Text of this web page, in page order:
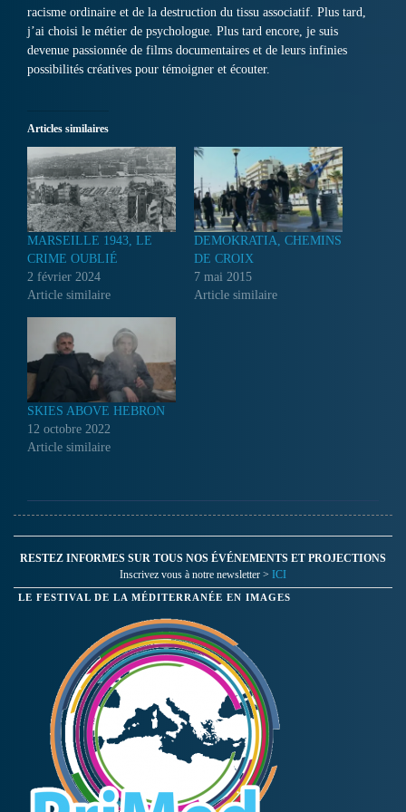
racisme ordinaire et de la destruction du tissu associatif. Plus tard,
j’ai choisi le métier de psychologue. Plus tard encore, je suis
devenue passionnée de films documentaires et de leurs infinies
possibilités créatives pour témoigner et écouter.
Articles similaires
MARSEILLE 1943, LE
CRIME OUBLIÉ
2 février 2024
Article similaire
DEMOKRATIA, CHEMINS
DE CROIX
7 mai 2015
Article similaire
SKIES ABOVE HEBRON
12 octobre 2022
Article similaire
RESTEZ INFORMES SUR TOUS NOS ÉVÉNEMENTS ET PROJECTIONS
Inscrivez vous à notre newsletter > ICI
LE FESTIVAL DE LA MÉDITERRANÉE EN IMAGES